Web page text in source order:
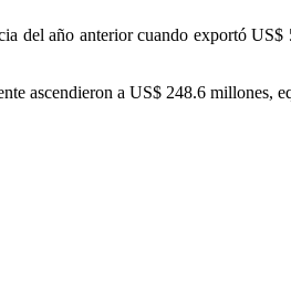
del año anterior cuando exportó
ascendieron a US$ 248.6 millones,